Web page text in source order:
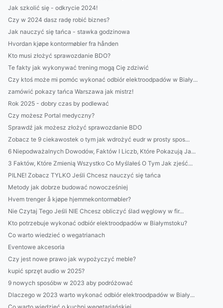
Jak szkolić się - odkrycie 2024!
Czy w 2024 dasz radę robić biznes?
Jak nauczyć się tańca - stawka godzinowa
Hvordan kjøpe kontormøbler fra hånden
Kto musi złożyć sprawozdanie BDO?
Te fakty jak wykonywać trening mogą Cię zdziwić
Czy ktoś może mi pomóc wykonać odbiór elektroodpadów w Biały...
zamówić pokazy tańca Warszawa jak mistrz!
Rok 2025 - dobry czas by podlewać
Czy możesz Portal medyczny?
Sprawdź jak możesz złożyć sprawozdanie BDO
Zobacz te 9 ciekawostek o tym jak wdrożyć eudr w prosty spos...
6 Niepodważalnych Dowodów, Faktów I Liczb, Które Pokazują Ja...
3 Faktów, Które Zmienią Wszystko Co Myślałeś O Tym Jak zjeść...
PILNE! Zobacz TYLKO Jeśli Chcesz nauczyć się tańca
Metody jak dobrze budować nowocześniej
Hvem trenger å kjøpe hjemmekontormøbler?
Nie Czytaj Tego Jeśli NIE Chcesz obliczyć ślad węglowy w fir...
Kto potrzebuje wykonać odbiór elektroodpadów w Białymstoku?
Co warto wiedzieć o wegatrianach
Eventowe akcesoria
Czy jest nowe prawo jak wypożyczyć meble?
kupić sprzęt audio w 2025?
9 nowych sposóbw w 2023 aby podróżować
Dlaczego w 2023 warto wykonać odbiór elektroodpadów w Biały...